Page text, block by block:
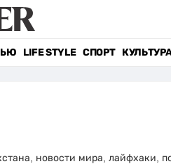
LIFE STYLE СПОРТ
новости мира, лайфхаки,